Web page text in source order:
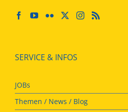
SERVICE & INFOS
JOBs
Themen / News / Blog